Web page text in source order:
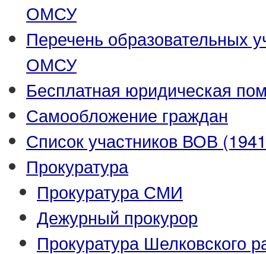
ОМСУ
Перечень образовательных
ОМСУ
Бесплатная юридическая
Самообложение граждан
Список участников ВОВ
Прокуратура
Прокуратура СМИ
Дежурный прокурор
Прокуратура Шелковского